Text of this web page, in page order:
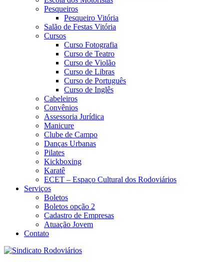
Pesqueiros
Pesqueiro Vitória
Salão de Festas Vitória
Cursos
Curso Fotografia
Curso de Teatro
Curso de Violão
Curso de Libras
Curso de Português
Curso de Inglês
Cabeleiros
Convênios
Assessoria Jurídica
Manicure
Clube de Campo
Danças Urbanas
Pilates
Kickboxing
Karatê
ECET – Espaço Cultural dos Rodoviários
Serviços
Boletos
Boletos opção 2
Cadastro de Empresas
Atuação Jovem
Contato